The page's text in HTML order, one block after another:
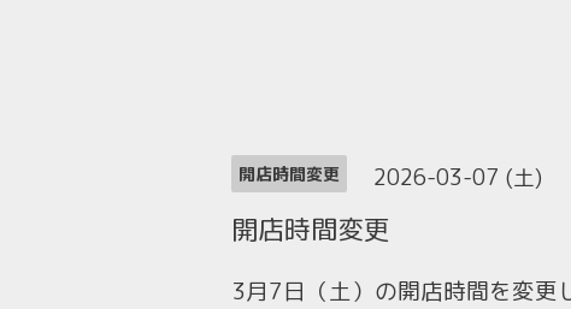
開店時間変更 2026-03-07 (土)
開店時間変更
3月7日（土）の開店時間を変更